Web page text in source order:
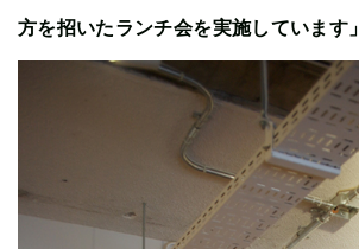
方を招いたランチ会を実施しています」